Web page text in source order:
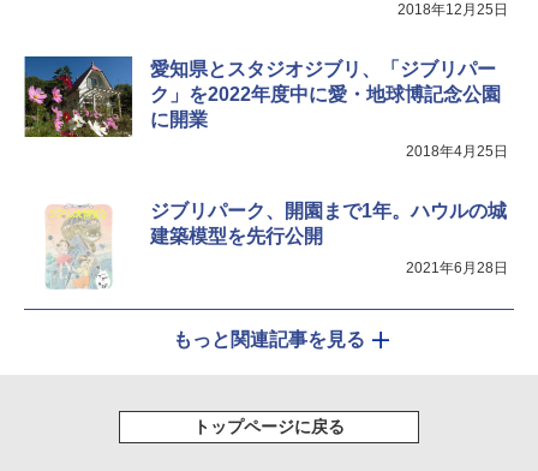
2018年12月25日
愛知県とスタジオジブリ、「ジブリパー
ク」を2022年度中に愛・地球博記念公園
に開業
2018年4月25日
ジブリパーク、開園まで1年。ハウルの城
建築模型を先行公開
2021年6月28日
もっと関連記事を見る
トップページに戻る